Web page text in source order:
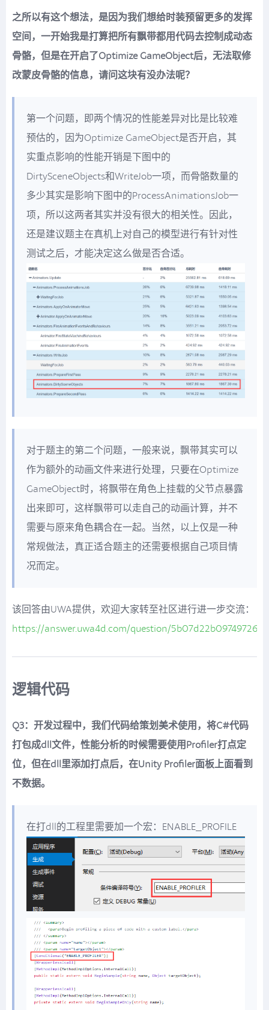
之所以有这个想法，是因为我们想给时装预留更多的发挥
空间，一开始我是打算把所有飘带都用代码去控制成动态
骨骼，但是在开启了Optimize GameObject后，无法取修
改蒙皮骨骼的信息，请问这块有没办法呢？
第一个问题，即两个情况的性能差异对比是比较难
预估的，因为Optimize GameObject是否开启，其
实重点影响的性能开销是下图中的
DirtySceneObjects和WriteJob一项，而骨骼数量的
多少其实是影响下图中的ProcessAnimationsJob一
项，所以这两者其实并没有很大的相关性。因此，
还是建议题主在真机上对自己的模型进行有针对性
测试之后，才能决定这么做是否合适。
对于题主的第二个问题，一般来说，飘带其实可以
作为额外的动画文件来进行处理，只要在Optimize
GameObject时，将飘带在角色上挂载的父节点暴露
出来即可，这样飘带可以走自己的动画计算，并不
需要与原来角色耦合在一起。当然，以上仅是一种
常规做法，真正适合题主的还需要根据自己项目情
况而定。
该回答由UWA提供，欢迎大家转至社区进行进一步交流：
https://answer.uwa4d.com/question/
逻辑代码
Q3：开发过程中，我们代码给策划美术使用，将C#代码
打包成dll文件，性能分析的时候需要使用Profiler打点定
位，但在dll里添加打点后，在Unity Profiler面板上面看到
不数据。
在打dll的工程里需要加一个宏：ENABLE_PROFILE